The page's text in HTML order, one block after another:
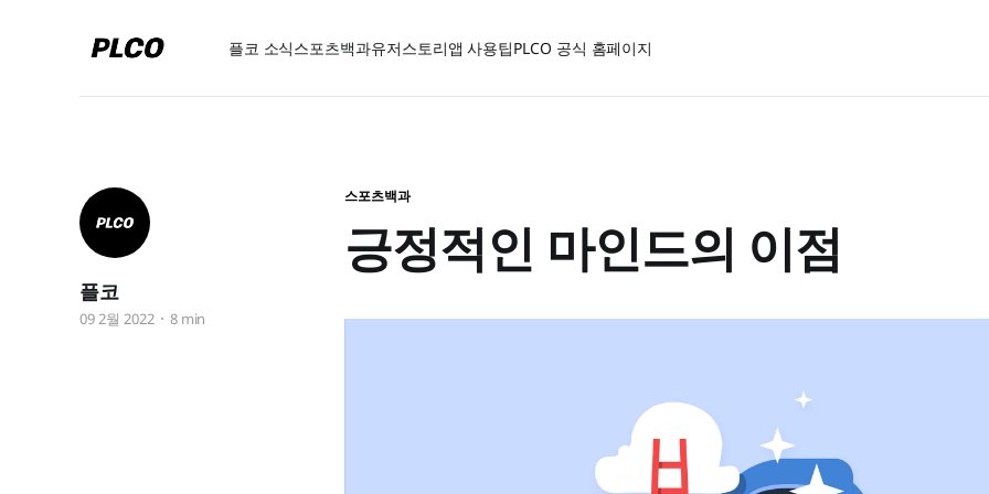
플코 소식스포츠백과유저스토리앱 사용팁PLCO 공식 홈페이지
스포츠백과
긍정적인 마인드의 이점
플코
09 2월 2022 8 min